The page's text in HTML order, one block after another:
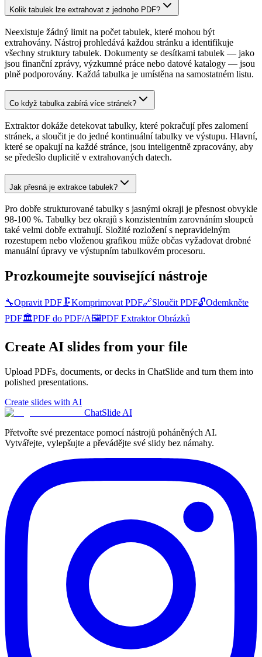
Kolik tabulek lze extrahovat z jednoho PDF?
Neexistuje žádný limit na počet tabulek, které mohou být
extrahovány. Nástroj prohledává každou stránku a identifikuje
všechny struktury tabulek. Dokumenty se desítkami tabulek — jako
jsou finanční zprávy, výzkumné práce nebo datové katalogy — jsou
plně podporovány. Každá tabulka je umístěna na samostatném listu.
Co když tabulka zabírá více stránek?
Extraktor dokáže detekovat tabulky, které pokračují přes zalomení
stránek, a sloučit je do jedné kontinuální tabulky ve výstupu. Hlavní,
které se opakují na každé stránce, jsou inteligentně zpracovány, aby
se předešlo duplicitě v extrahovaných datech.
Jak přesná je extrakce tabulek?
Pro dobře strukturované tabulky s jasnými okraji je přesnost obvykle
98-100 %. Tabulky bez okrajů s konzistentním zarovnáním sloupců
také velmi dobře extrahují. Složité rozložení s nepravidelným
rozestupem nebo vloženou grafikou může občas vyžadovat drobné
manuální úpravy ve výstupním tabulkovém procesoru.
Prozkoumejte související nástroje
🔧Opravit PDF🗜️Komprimovat PDF🔗Sloučit PDF🔓Odemkněte
PDF🏛️PDF do PDF/A🖼️PDF Extraktor Obrázků
Create AI slides from your file
Upload PDFs, documents, or decks in ChatSlide and turn them into
polished presentations.
Create slides with AI
ChatSlide AI
Přetvořte své prezentace pomocí nástrojů poháněných AI.
Vytvářejte, vylepšujte a převádějte své slidy bez námahy.